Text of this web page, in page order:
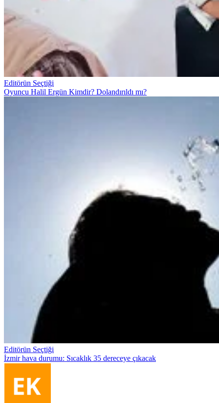
Editörün Seçtiği
Oyuncu Halil Ergün Kimdir? Dolandırıldı mı?
Editörün Seçtiği
İzmir hava durumu: Sıcaklık 35 dereceye çıkacak